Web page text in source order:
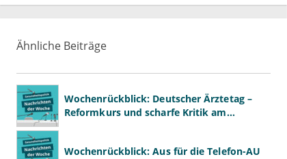
Ähnliche Beiträge
Wochenrückblick: Deutscher Ärztetag –
Reformkurs und scharfe Kritik am
Wochenrückblick: Aus für die Telefon-AU